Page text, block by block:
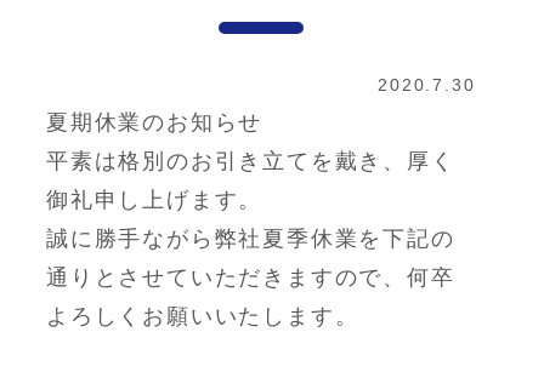
2020.7.30
夏期休業のお知らせ
平素は格別のお引き立てを戴き、厚く
御礼申し上げます。
誠に勝手ながら弊社夏季休業を下記の
通りとさせていただきますので、何卒
よろしくお願いいたします。